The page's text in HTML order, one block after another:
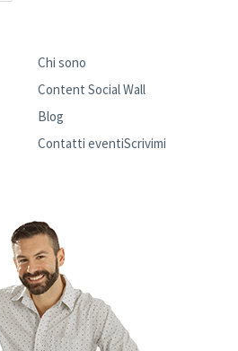
Chi sono
Content Social Wall
Blog
Contatti eventiScrivimi